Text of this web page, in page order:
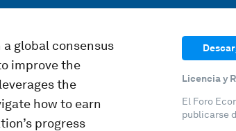
global consensus
improve the
the
how to earn
progress
Licencia y
El Foro
publicarse